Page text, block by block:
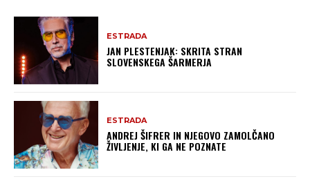
ESTRADA
JAN PLESTENJAK: SKRITA STRAN
SLOVENSKEGA ŠARMERJA
ESTRADA
ANDREJ ŠIFRER IN NJEGOVO ZAMOLČANO
ŽIVLJENJE, KI GA NE POZNATE